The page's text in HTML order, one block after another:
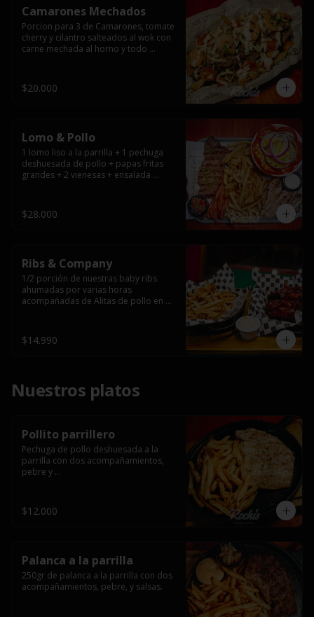
Camarones Mechados
Porcion para 3 de Camarones, tomate
cherry y cilantro salteados al wok con
carne mechada al horno y todo
casera.
$20.000
Lomo & Pollo
1 lomo liso a la parrilla + 1 pechuga
deshuesada de pollo + papas fritas
grandes + 2 vienesas + ensalada
$28.000
Ribs & Company
1/2 porción de nuestras baby ribs
ahumadas por varias horas
acompañadas de Alitas de pollo en
$14.990
Nuestros platos
Pollito parrillero
Pechuga de pollo deshuesada a la
parrilla con dos acompañamientos,
pebre y
$12.000
Palanca a la parrilla
250gr de palanca a la parrilla con dos
acompañamientos, pebre, y salsas.